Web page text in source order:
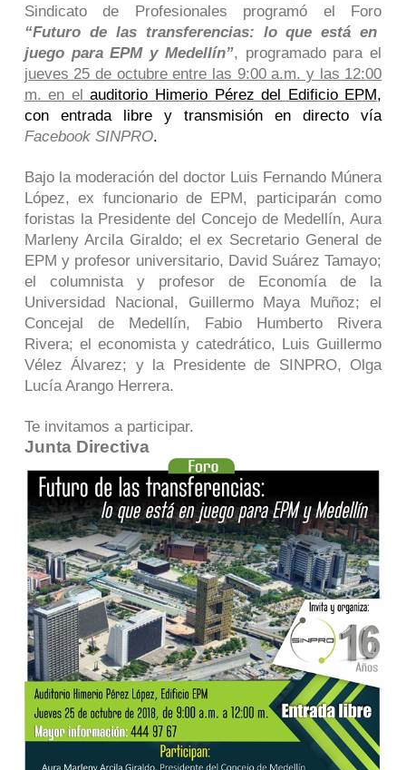
Sindicato de Profesionales programó el Foro
“Futuro de las transferencias: lo que está en
juego para EPM y Medellín”, programado para el
jueves 25 de octubre entre las 9:00 a.m. y las 12:00
m. en el auditorio Himerio Pérez del Edificio EPM,
con entrada libre y transmisión en directo vía
Facebook SINPRO.
Bajo la moderación del doctor Luis Fernando Múnera
López, ex funcionario de EPM, participarán como
foristas la Presidente del Concejo de Medellín, Aura
Marleny Arcila Giraldo; el ex Secretario General de
EPM y profesor universitario, David Suárez Tamayo;
el columnista y profesor de Economía de la
Universidad Nacional, Guillermo Maya Muñoz; el
Concejal de Medellín, Fabio Humberto Rivera
Rivera; el economista y catedrático, Luis Guillermo
Vélez Álvarez; y la Presidente de SINPRO, Olga
Lucía Arango Herrera.
Te invitamos a participar.
Junta Directiva